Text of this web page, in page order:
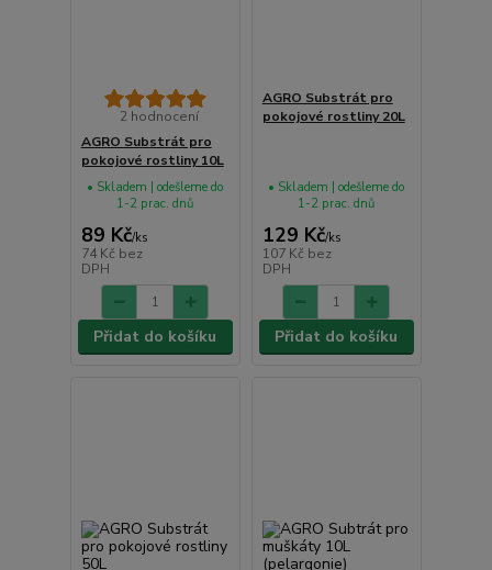
2 hodnocení
AGRO Substrát pro
pokojové rostliny 10L
89 Kč/ks
74 Kč bez
DPH
• Skladem | odešleme do
1-2 prac. dnů
Přidat do košíku
AGRO Substrát pro
pokojové rostliny 20L
129 Kč/ks
107 Kč bez
DPH
• Skladem | odešleme do
1-2 prac. dnů
Přidat do košíku